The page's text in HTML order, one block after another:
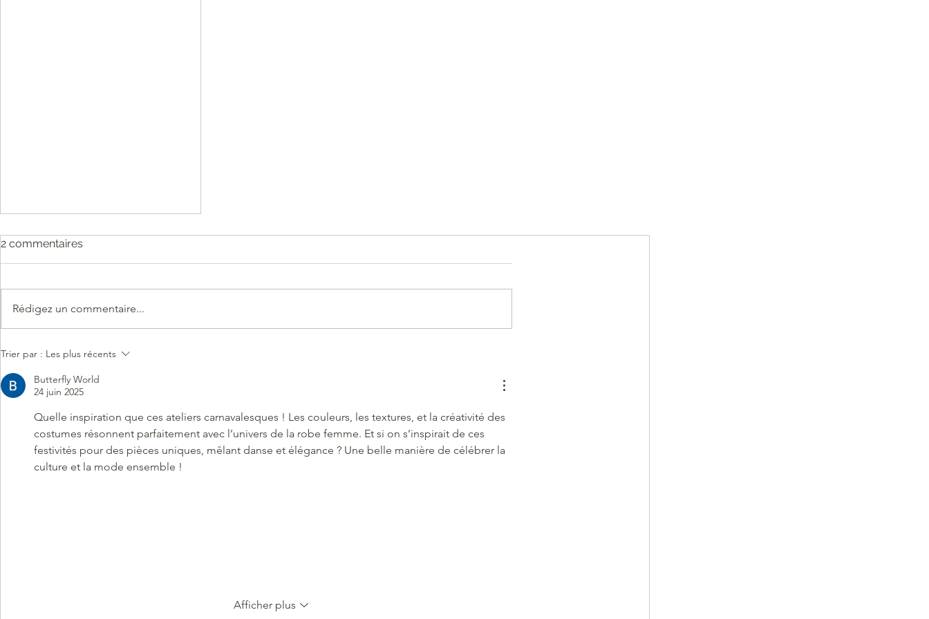
Vacances Apprenantes
2 commentaires
Rédigez un commentaire...
Trier par : Les plus récents
Butterfly World
24 juin 2025
Quelle inspiration que ces ateliers carnavalesques ! Les couleurs, les textures, et la créativité des
costumes résonnent parfaitement avec l’univers de la robe femme. Et si on s’inspirait de ces
festivités pour des pièces uniques, mêlant danse et élégance ? Une belle manière de célébrer la
culture et la mode ensemble !
Afficher plus